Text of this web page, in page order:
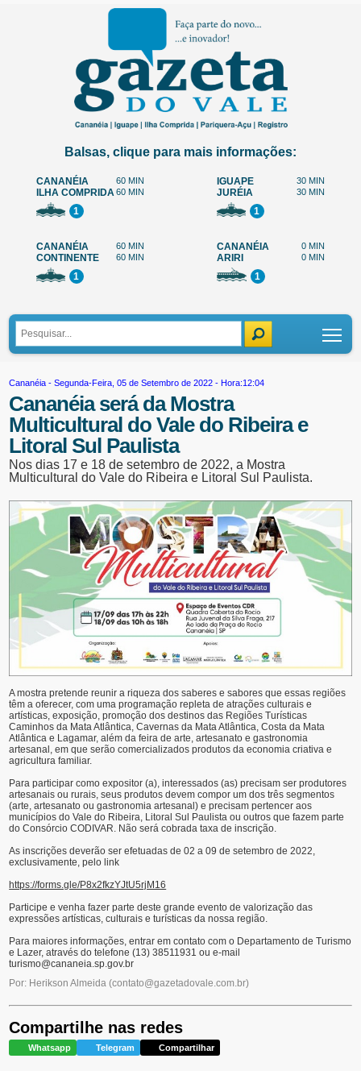
Balsas, clique para mais informações:
CANANÉIA 60 MIN
ILHA COMPRIDA60 MIN
1
IGUAPE 30 MIN
JURÉIA 30 MIN
1
CANANÉIA 60 MIN
CONTINENTE 60 MIN
1
CANANÉIA 0 MIN
ARIRI 0 MIN
1
Cananéia - Segunda-Feira, 05 de Setembro de 2022 - Hora:12:04
Cananéia será da Mostra
Multicultural do Vale do Ribeira e
Litoral Sul Paulista
Nos dias 17 e 18 de setembro de 2022, a Mostra
Multicultural do Vale do Ribeira e Litoral Sul Paulista.
A mostra pretende reunir a riqueza dos saberes e sabores que essas regiões
têm a oferecer, com uma programação repleta de atrações culturais e
artísticas, exposição, promoção dos destinos das Regiões Turísticas
Caminhos da Mata Atlântica, Cavernas da Mata Atlântica, Costa da Mata
Atlântica e Lagamar, além da feira de arte, artesanato e gastronomia
artesanal, em que serão comercializados produtos da economia criativa e
agricultura familiar.
Para participar como expositor (a), interessados (as) precisam ser produtores
artesanais ou rurais, seus produtos devem compor um dos três segmentos
(arte, artesanato ou gastronomia artesanal) e precisam pertencer aos
municípios do Vale do Ribeira, Litoral Sul Paulista ou outros que fazem parte
do Consórcio CODIVAR. Não será cobrada taxa de inscrição.
As inscrições deverão ser efetuadas de 02 a 09 de setembro de 2022,
exclusivamente, pelo link
https://forms.gle/P8x2fkzYJtU5rjM16
Participe e venha fazer parte deste grande evento de valorização das
expressões artísticas, culturais e turísticas da nossa região.
Para maiores informações, entrar em contato com o Departamento de Turismo
e Lazer, através do telefone (13) 38511931 ou e-mail
turismo@cananeia.sp.gov.br
Por: Herikson Almeida (contato@gazetadovale.com.br)
Compartilhe nas redes
Whatsapp Telegram Compartilhar